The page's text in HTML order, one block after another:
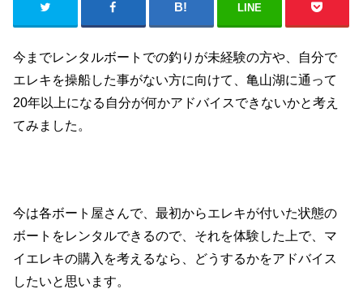
LINE
今までレンタルボートでの釣りが未経験の方や、自分で
エレキを操船した事がない方に向けて、亀山湖に通って
20年以上になる自分が何かアドバイスできないかと考え
てみました。
今は各ボート屋さんで、最初からエレキが付いた状態の
ボートをレンタルできるので、それを体験した上で、マ
イエレキの購入を考えるなら、どうするかをアドバイス
したいと思います。